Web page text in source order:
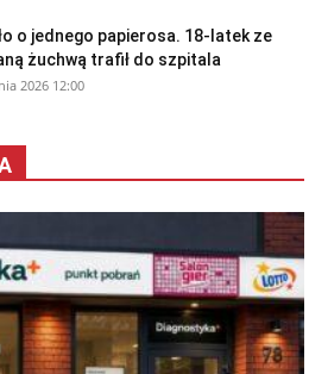
o jednego papierosa. 18-latek ze
żuchwą trafił do szpitala
2026 12:00